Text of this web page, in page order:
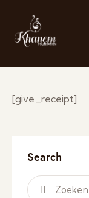
[give_receipt]
Search